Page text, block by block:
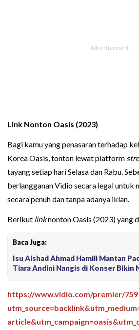
Link Nonton Oasis (2023)
Bagi kamu yang penasaran terhadap
Korea Oasis, tonton lewat platform
tayang setiap hari Selasa dan Rabu.
berlangganan Vidio secara legal untuk
secara penuh dan tanpa adanya iklan.
Berikut linknonton Oasis (2023) yang
Baca Juga:
Isu Alshad Ahmad Hamili Mantan
Tiara Andini Nangis di Konser Bikin
https://www.vidio.com/premier/